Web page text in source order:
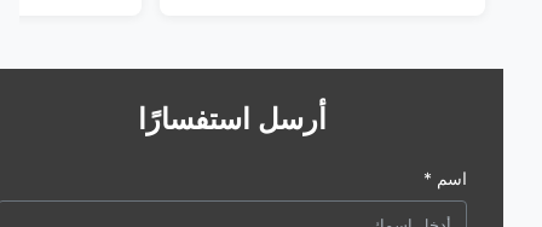
أرسل استفسارًا
اسم *